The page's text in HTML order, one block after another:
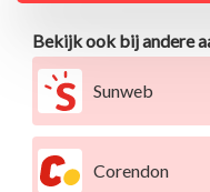
Bekijk ook bij andere
Sunweb
Corendon